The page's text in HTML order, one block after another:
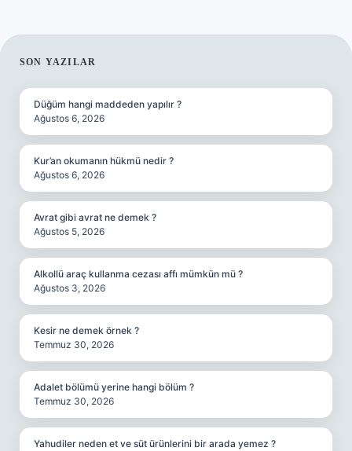
SIDEBAR
SON YAZILAR
Düğüm hangi maddeden yapılır ?
Ağustos 6, 2026
Kur’an okumanın hükmü nedir ?
Ağustos 6, 2026
Avrat gibi avrat ne demek ?
Ağustos 5, 2026
Alkollü araç kullanma cezası affı mümkün mü ?
Ağustos 3, 2026
Kesir ne demek örnek ?
Temmuz 30, 2026
Adalet bölümü yerine hangi bölüm ?
Temmuz 30, 2026
Yahudiler neden et ve süt ürünlerini bir arada yemez ?